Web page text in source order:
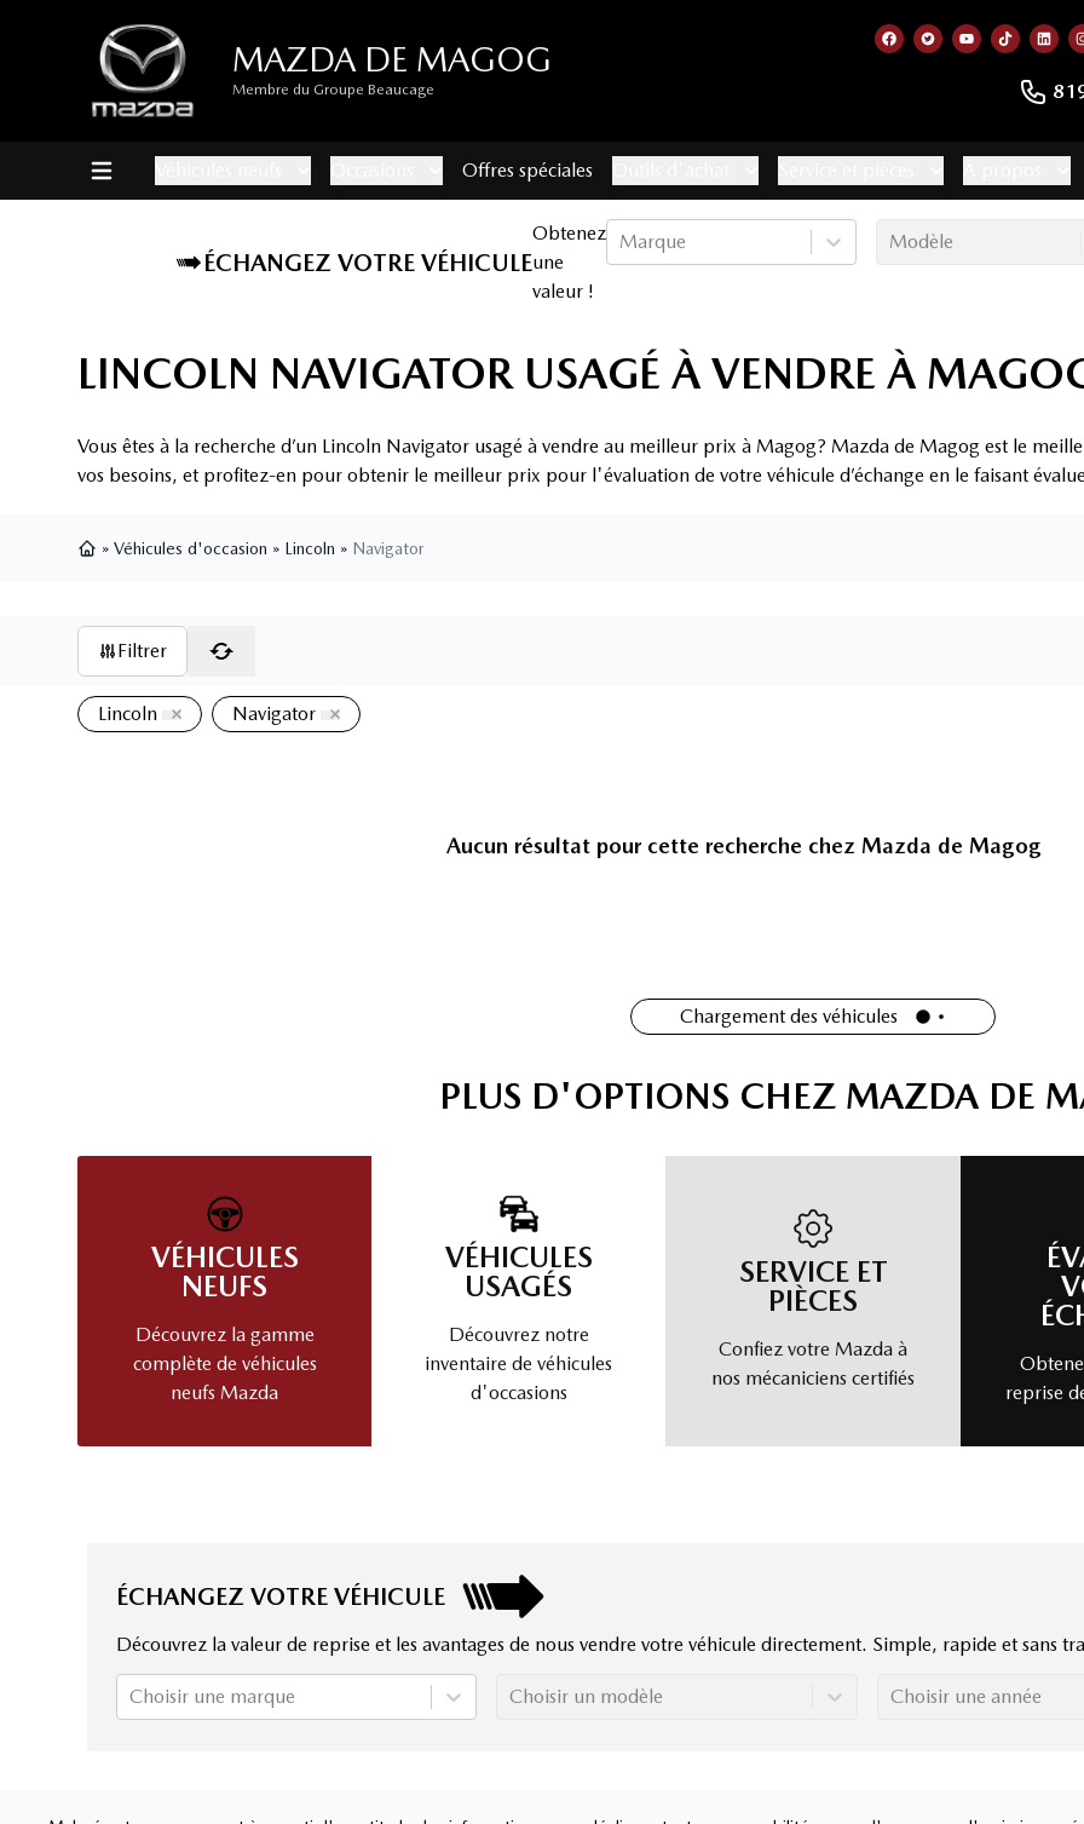
MAZDA DE MAGOG
Membre du Groupe Beaucage
Lien vers notre page
Lien vers notre
Lien vers
LienLien
Offres spéciales
ÉCHANGEZ VOTRE VÉHICULE
Obtenez
une
valeur !
Marque Modèle
LINCOLN NAVIGATOR USAGÉ À VENDRE À
Vous êtes à la recherche d’un Lincoln Navigator usagé à vendre au meilleur prix à Magog? Mazda de Magog est le
vos besoins, et profitez-en pour obtenir le meilleur prix pour l'évaluation de votre véhicule d’échange en le faisant
» Véhicules d'occasion » Lincoln » Navigator
Filtrer
Lincoln Navigator
Aucun résultat pour cette recherche chez Mazda de Magog
Chargement des véhicules
PLUS D'OPTIONS CHEZ MAZDA DE
VÉHICULES
NEUFS
Découvrez la gamme
complète de véhicules
neufs Mazda
VÉHICULES
USAGÉS
Découvrez notre
inventaire de véhicules
d'occasions
SERVICE ET
PIÈCES
Confiez votre Mazda à
nos mécaniciens certifiés
reprise
ÉCHANGEZ VOTRE VÉHICULE
Découvrez la valeur de reprise et les avantages de nous vendre votre véhicule directement. Simple, rapide et sans
Choisir une marque Choisir un modèle Choisir une année